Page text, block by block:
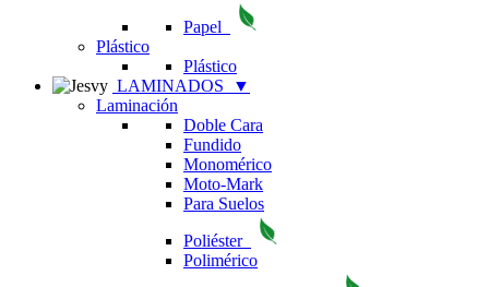
Papel
Plástico
Plástico
LAMINADOS
▼
Laminación
Doble Cara
Fundido
Monomérico
Moto-Mark
Para Suelos
Poliéster
Polimérico